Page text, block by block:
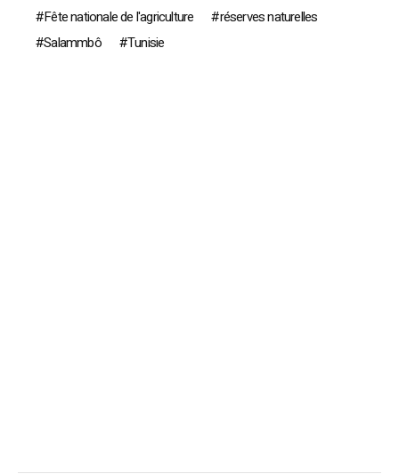
Fête nationale de l'agriculture
réserves naturelles
Salammbô
Tunisie